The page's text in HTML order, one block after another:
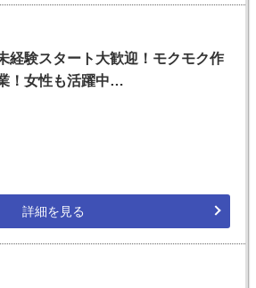
経験スタート大歓迎！モクモク作
！女性も活躍中…
詳細を見る